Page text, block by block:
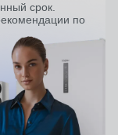
срок.
по